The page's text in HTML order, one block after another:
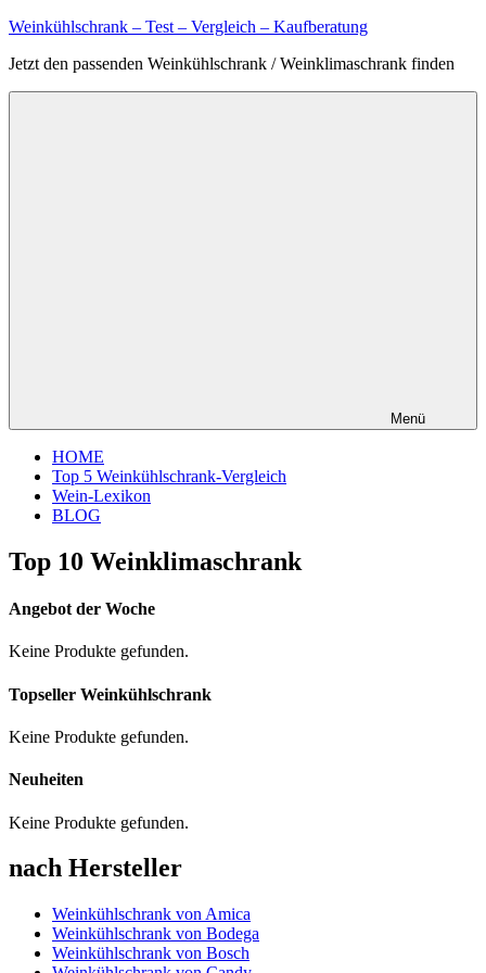
Zum
springen
Weinkühlschrank – Test – Vergleich – Kaufberatung
Jetzt den passenden Weinkühlschrank / Weinklimaschrank finden
Menü
HOME
Top 5 Weinkühlschrank-Vergleich
Wein-Lexikon
BLOG
Top 10 Weinklimaschrank
Angebot der Woche
Keine Produkte gefunden.
Topseller Weinkühlschrank
Keine Produkte gefunden.
Neuheiten
Keine Produkte gefunden.
nach Hersteller
Weinkühlschrank von Amica
Weinkühlschrank von Bodega
Weinkühlschrank von Bosch